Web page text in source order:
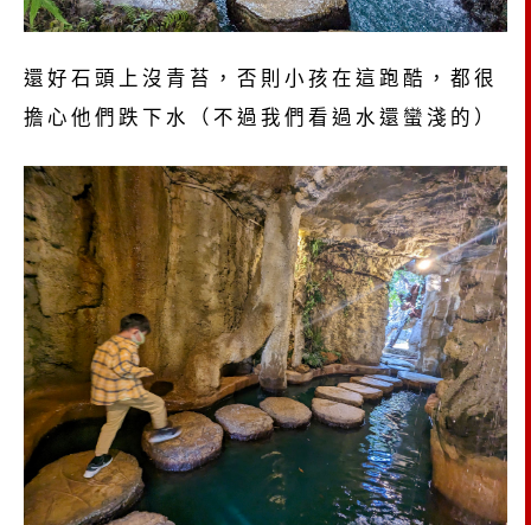
還好石頭上沒青苔，否則小孩在這跑酷，都很
擔心他們跌下水（不過我們看過水還蠻淺的）